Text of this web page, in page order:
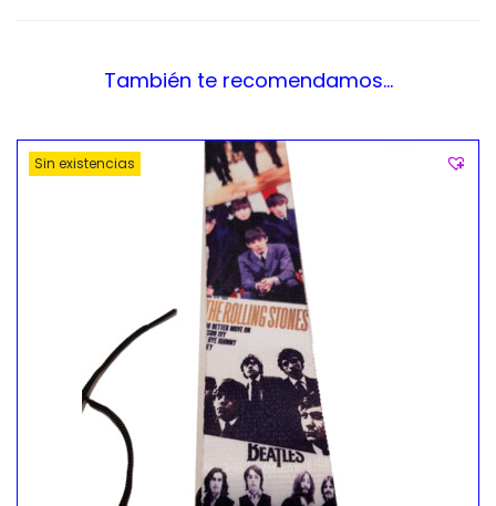
También te recomendamos…
Sin existencias